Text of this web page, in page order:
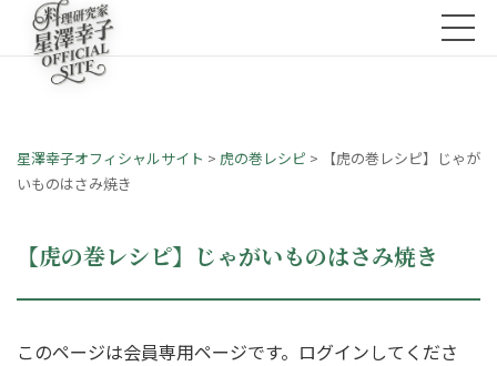
星澤幸子オフィシャルサイト > 虎の巻レシピ >
【虎の巻レシピ】じゃが
いものはさみ焼き
【虎の巻レシピ】じゃがいものはさみ焼き
このページは会員専用ページです。ログインしてくださ